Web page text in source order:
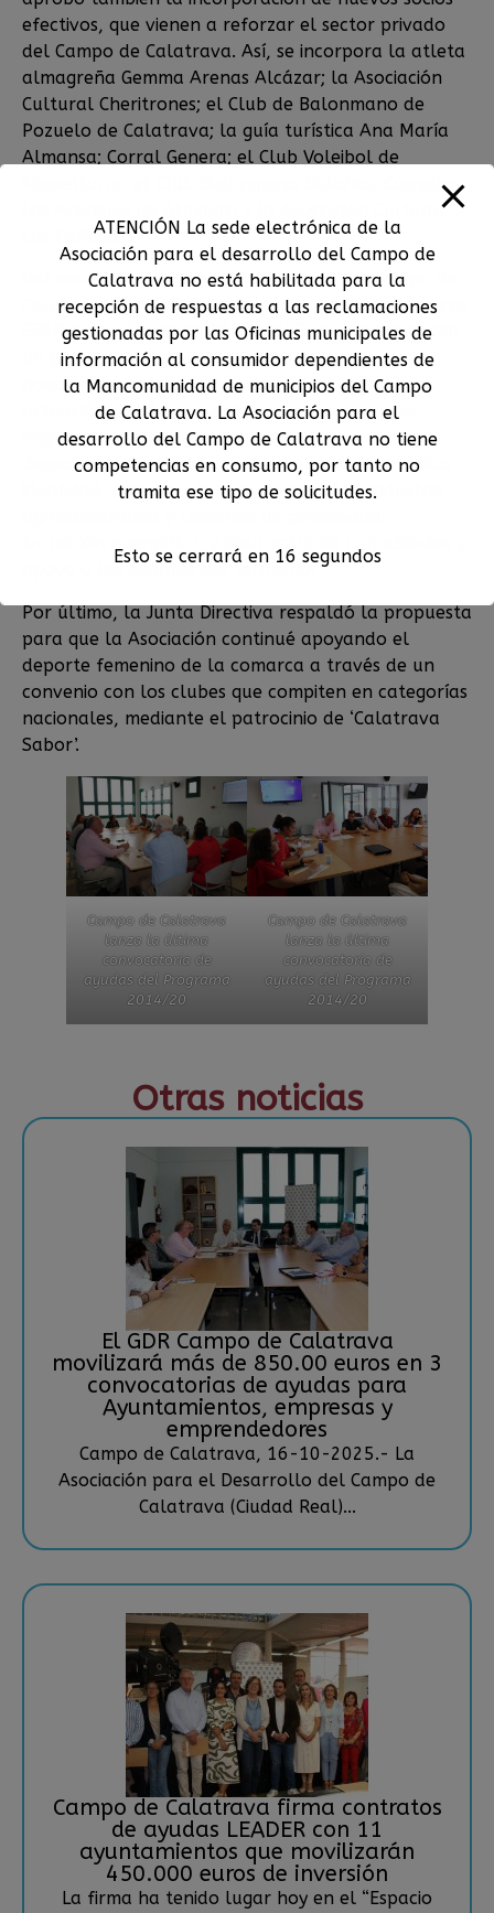
efectivos, que vienen a reforzar el sector privado
del Campo de Calatrava. Así, se incorpora la atleta
almagreña Gemma Arenas Alcázar; la Asociación
Cultural Cheritrones; el Club de Balonmano de
Pozuelo de Calatrava; la guía turística Ana María
Almansa; Corral Genera; el Club Voleibol de
Miguelturra; el Club Balonmano Bolaños; Camping
Los Arenales de Almagro y la Asociación Cultural
Las Peñuelas.
Del mismo modo, la presidenta de la AD Campo de
Calatrava informó sobrela aprobación de la nueva
EDLP para el periodo 2023-2027, que contará con
un presupuesto de 3,1 millones de eurospara
poner en marcha un programa estratégico de
actuación con 14 proyectos prioritarios que se
engloban en cinco grandes ejes: lucha contra la
despoblación e impulso de la actividad económica;
identidad, cultura y turismo sostenibles; industria
transición energética; y desarrollo de capacidades y
Por último, la Junta Directiva respaldó la propuesta
para que la Asociación continué apoyando el
deporte femenino de la comarca a través de un
convenio con los clubes que compiten en categorías
nacionales, mediante el patrocinio de ‘Calatrava
Sabor’.
Campo de Calatrava
lanza la última
convocatoria de
ayudas del Programa
2014/20
Campo de Calatrava
lanza la última
convocatoria de
ayudas del Programa
2014/20
Otras noticias
El GDR Campo de Calatrava
movilizará más de 850.00 euros en 3
convocatorias de ayudas para
Ayuntamientos, empresas y
emprendedores
Campo de Calatrava, 16-10-2025.- La
Asociación para el Desarrollo del Campo de
Calatrava (Ciudad Real)...
Campo de Calatrava firma contratos
de ayudas LEADER con 11
ayuntamientos que movilizarán
450.000 euros de inversión
La firma ha tenido lugar hoy en el “Espacio
ATENCIÓN La sede electrónica de la
Asociación para el desarrollo del Campo de
Calatrava no está habilitada para la
recepción de respuestas a las reclamaciones
gestionadas por las Oficinas municipales de
información al consumidor dependientes de
la Mancomunidad de municipios del Campo
de Calatrava. La Asociación para el
desarrollo del Campo de Calatrava no tiene
competencias en consumo, por tanto no
tramita ese tipo de solicitudes.
Esto se cerrará en 15 segundos